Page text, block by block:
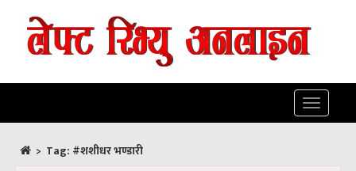
Toggle
> Tag: #शशीधर भण्डारी